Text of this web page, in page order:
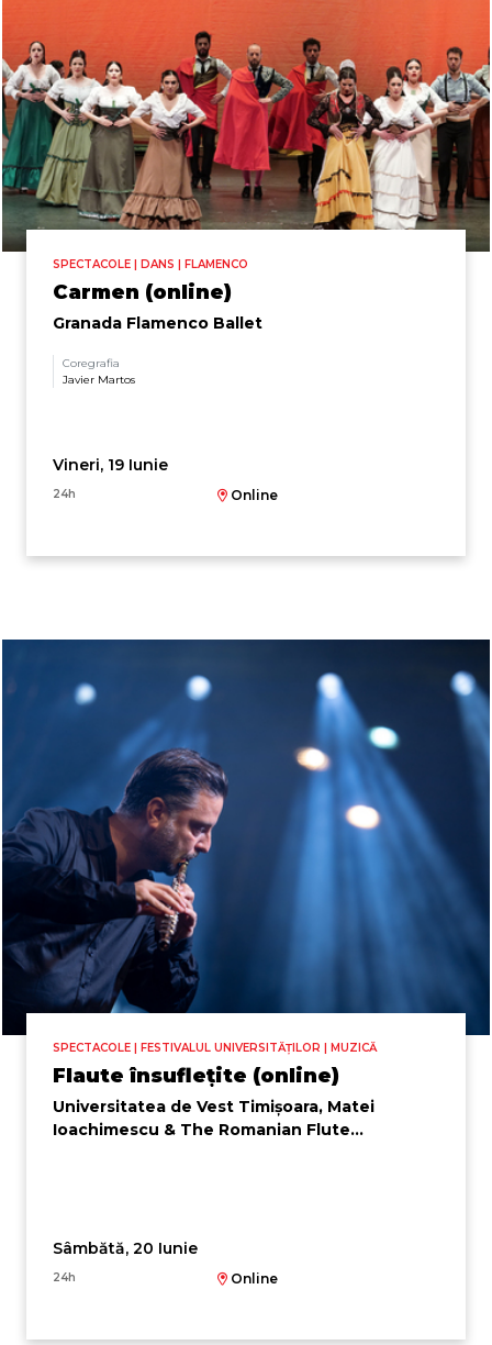
SPECTACOLE | DANS | FLAMENCO
Carmen (online)
Granada Flamenco Ballet
Coregrafia
Javier Martos
Vineri, 19 Iunie
24h Online
SPECTACOLE | FESTIVALUL UNIVERSITĂȚILOR | MUZICĂ
Flaute însuflețite (online)
Universitatea de Vest Timișoara, Matei
Ioachimescu & The Romanian Flute
Sâmbătă, 20 Iunie
24h Online